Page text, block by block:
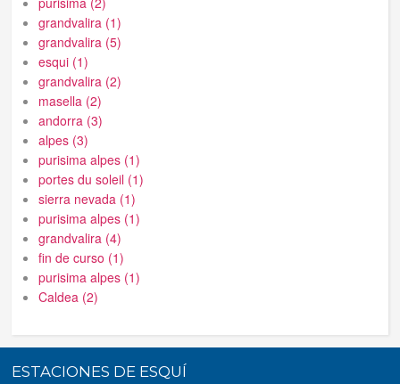
grandvalira (1)
grandvalira (5)
esqui (1)
grandvalira (2)
masella (2)
andorra (3)
alpes (3)
purisima alpes (1)
portes du soleil (1)
sierra nevada (1)
purisima alpes (1)
grandvalira (4)
fin de curso (1)
purisima alpes (1)
Caldea (2)
ESTACIONES DE ESQUÍ